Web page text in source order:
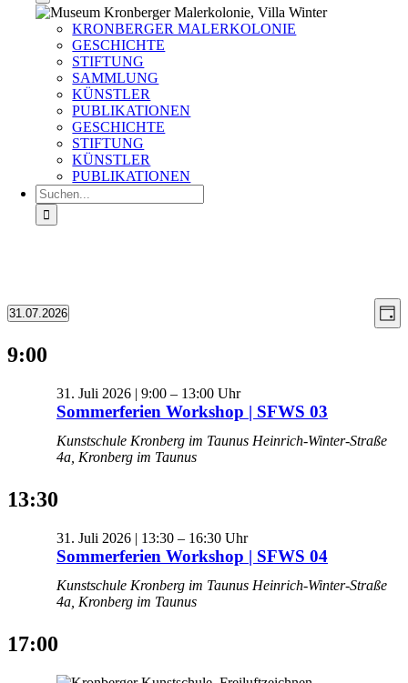
KRONBERGER MALERKOLONIE
GESCHICHTE
STIFTUNG
SAMMLUNG
KÜNSTLER
PUBLIKATIONEN
GESCHICHTE
STIFTUNG
KÜNSTLER
PUBLIKATIONEN
Suche
nach:
Veranstaltungen
für
31.
Juli
Tag
31.07.2026
wählen.
9:00
Sommerferien Workshop | SFWS 03
31. Juli 2026 | 9:00 – 13:00
Kunstschule Kronberg im Taunus Heinrich-Winter-Straße
4a, Kronberg im Taunus
13:30
Sommerferien Workshop | SFWS 04
31. Juli 2026 | 13:30 – 16:30
Kunstschule Kronberg im Taunus Heinrich-Winter-Straße
4a, Kronberg im Taunus
17:00